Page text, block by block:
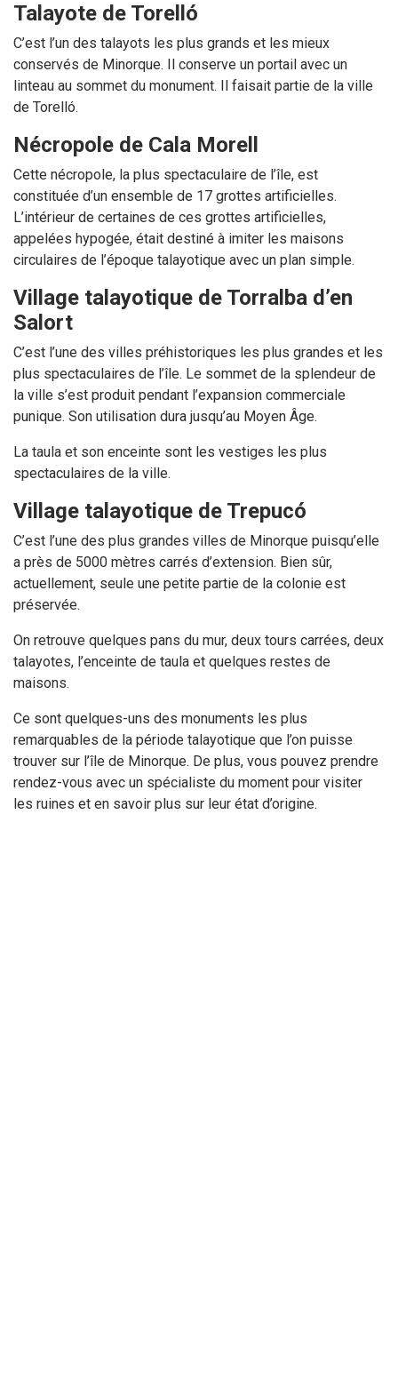
Talayote de Torelló
C’est l’un des talayots les plus grands et les mieux
conservés de Minorque. Il conserve un portail avec un
linteau au sommet du monument. Il faisait partie de la ville
de Torelló.
Nécropole de Cala Morell
Cette nécropole, la plus spectaculaire de l’île, est
constituée d’un ensemble de 17 grottes artificielles.
L’intérieur de certaines de ces grottes artificielles,
appelées hypogée, était destiné à imiter les maisons
circulaires de l’époque talayotique avec un plan simple.
Village talayotique de Torralba d’en
Salort
C’est l’une des villes préhistoriques les plus grandes et les
plus spectaculaires de l’île. Le sommet de la splendeur de
la ville s’est produit pendant l’expansion commerciale
punique. Son utilisation dura jusqu’au Moyen Âge.
La taula et son enceinte sont les vestiges les plus
spectaculaires de la ville.
Village talayotique de Trepucó
C’est l’une des plus grandes villes de Minorque puisqu’elle
a près de 5000 mètres carrés d’extension. Bien sûr,
actuellement, seule une petite partie de la colonie est
préservée.
On retrouve quelques pans du mur, deux tours carrées, deux
talayotes, l’enceinte de taula et quelques restes de
maisons.
Ce sont quelques-uns des monuments les plus
remarquables de la période talayotique que l’on puisse
trouver sur l’île de Minorque. De plus, vous pouvez prendre
rendez-vous avec un spécialiste du moment pour visiter
les ruines et en savoir plus sur leur état d’origine.